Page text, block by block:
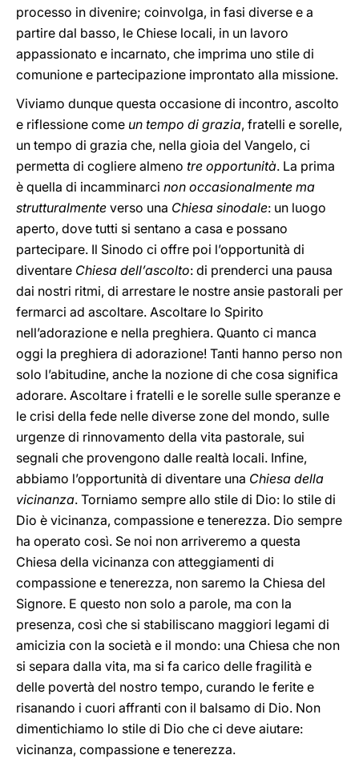
processo in divenire; coinvolga, in fasi diverse e a
partire dal basso, le Chiese locali, in un lavoro
appassionato e incarnato, che imprima uno stile di
comunione e partecipazione improntato alla missione.
Viviamo dunque questa occasione di incontro, ascolto
e riflessione come un tempo di grazia, fratelli e sorelle,
un tempo di grazia che, nella gioia del Vangelo, ci
permetta di cogliere almeno tre opportunità. La prima
è quella di incamminarci non occasionalmente ma
strutturalmente verso una Chiesa sinodale: un luogo
aperto, dove tutti si sentano a casa e possano
partecipare. Il Sinodo ci offre poi l’opportunità di
diventare Chiesa dell’ascolto: di prenderci una pausa
dai nostri ritmi, di arrestare le nostre ansie pastorali per
fermarci ad ascoltare. Ascoltare lo Spirito
nell’adorazione e nella preghiera. Quanto ci manca
oggi la preghiera di adorazione! Tanti hanno perso non
solo l’abitudine, anche la nozione di che cosa significa
adorare. Ascoltare i fratelli e le sorelle sulle speranze e
le crisi della fede nelle diverse zone del mondo, sulle
urgenze di rinnovamento della vita pastorale, sui
segnali che provengono dalle realtà locali. Infine,
abbiamo l’opportunità di diventare una Chiesa della
vicinanza. Torniamo sempre allo stile di Dio: lo stile di
Dio è vicinanza, compassione e tenerezza. Dio sempre
ha operato così. Se noi non arriveremo a questa
Chiesa della vicinanza con atteggiamenti di
compassione e tenerezza, non saremo la Chiesa del
Signore. E questo non solo a parole, ma con la
presenza, così che si stabiliscano maggiori legami di
amicizia con la società e il mondo: una Chiesa che non
si separa dalla vita, ma si fa carico delle fragilità e
delle povertà del nostro tempo, curando le ferite e
risanando i cuori affranti con il balsamo di Dio. Non
dimentichiamo lo stile di Dio che ci deve aiutare:
vicinanza, compassione e tenerezza.